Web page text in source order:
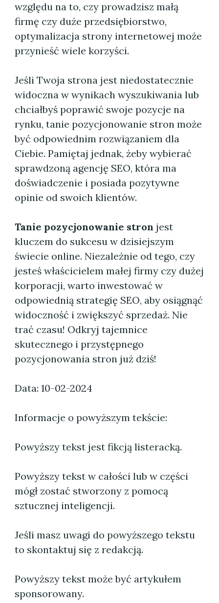
względu na to, czy prowadzisz małą
firmę czy duże przedsiębiorstwo,
optymalizacja strony internetowej może
przynieść wiele korzyści.
Jeśli Twoja strona jest niedostatecznie
widoczna w wynikach wyszukiwania lub
chciałbyś poprawić swoje pozycje na
rynku, tanie pozycjonowanie stron może
być odpowiednim rozwiązaniem dla
Ciebie. Pamiętaj jednak, żeby wybierać
sprawdzoną agencję SEO, która ma
doświadczenie i posiada pozytywne
opinie od swoich klientów.
Tanie pozycjonowanie stron jest
kluczem do sukcesu w dzisiejszym
świecie online. Niezależnie od tego, czy
jesteś właścicielem małej firmy czy dużej
korporacji, warto inwestować w
odpowiednią strategię SEO, aby osiągnąć
widoczność i zwiększyć sprzedaż. Nie
trać czasu! Odkryj tajemnice
skutecznego i przystępnego
pozycjonowania stron już dziś!
Data: 10-02-2024
Informacje o powyższym tekście:
Powyższy tekst jest fikcją listeracką.
Powyższy tekst w całości lub w części
mógł zostać stworzony z pomocą
sztucznej inteligencji.
Jeśli masz uwagi do powyższego tekstu
to skontaktuj się z redakcją.
Powyższy tekst może być artykułem
sponsorowany.